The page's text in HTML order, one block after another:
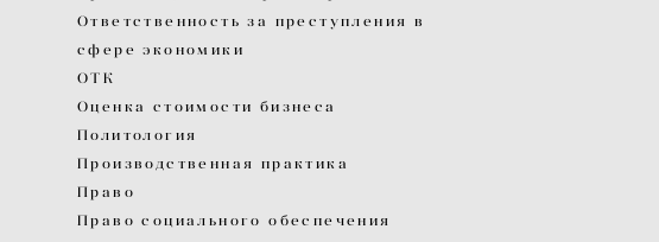
Ответственность за преступления в
сфере экономики
ОТК
Оценка стоимости бизнеса
Политология
Производственная практика
Право
Право социального обеспечения